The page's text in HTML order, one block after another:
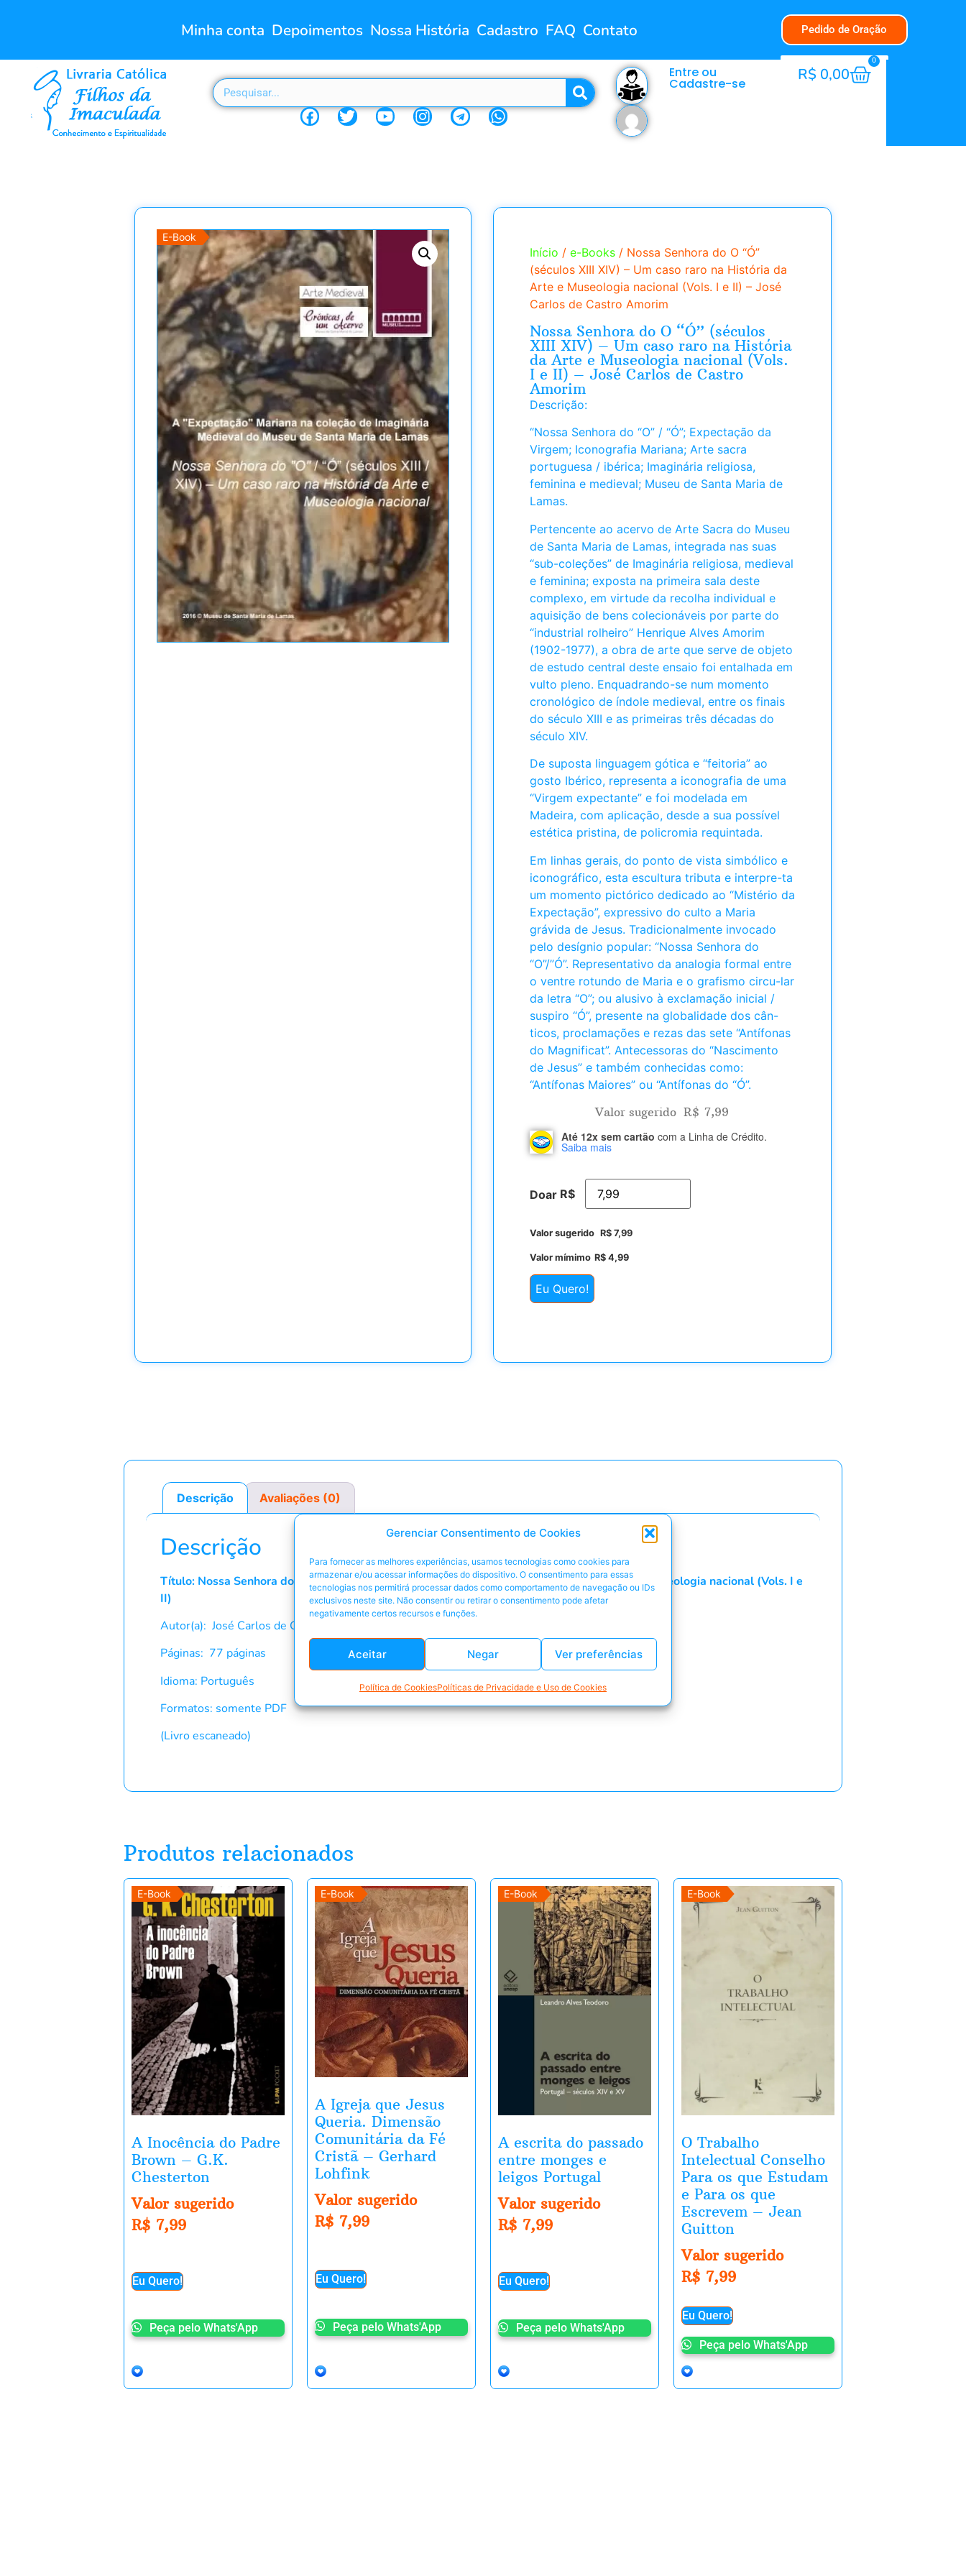
Gerenciar Consentimento de Cookies
Para fornecer as melhores experiências, usamos tecnologias como cookies para
armazenar e/ou acessar informações do dispositivo. O consentimento para essas
tecnologias nos permitirá processar dados como comportamento de navegação ou IDs
exclusivos neste site. Não consentir ou retirar o consentimento pode afetar
negativamente certos recursos e funções.
Aceitar Negar Ver preferências
Política de CookiesPolíticas de Privacidade e Uso de Cookies
Minha conta Depoimentos Nossa História Cadastro FAQ Contato Pedido de Oração
Entre ou
Cadastre-se R$0,00
0
E-Book
Início / e-Books/ Nossa Senhora do O “Ó”
(séculos XIII XIV) – Um caso raro na História da
Arte e Museologia nacional (Vols. I e II) – José
Carlos de Castro Amorim
Nossa Senhora do O “Ó” (séculos
XIII XIV) – Um caso raro na História
da Arte e Museologia nacional (Vols.
I e II) – José Carlos de Castro
Amorim
Descrição:
“Nossa Senhora do “O” / “Ó”; Expectação da
Virgem; Iconografia Mariana; Arte sacra
portuguesa / ibérica; Imaginária religiosa,
feminina e medieval; Museu de Santa Maria de
Lamas.
Pertencente ao acervo de Arte Sacra do Museu
de Santa Maria de Lamas, integrada nas suas
“sub-coleções” de Imaginária religiosa, medieval
e feminina; exposta na primeira sala deste
complexo, em virtude da recolha individual e
aquisição de bens colecionáveis por parte do
“industrial rolheiro” Henrique Alves Amorim
(1902-1977), a obra de arte que serve de objeto
de estudo central deste ensaio foi entalhada em
vulto pleno. Enquadrando-se num momento
cronológico de índole medieval, entre os finais
do século XIII e as primeiras três décadas do
século XIV.
De suposta linguagem gótica e “feitoria” ao
gosto Ibérico, representa a iconografia de uma
“Virgem expectante” e foi modelada em
Madeira, com aplicação, desde a sua possível
estética pristina, de policromia requintada.
Em linhas gerais, do ponto de vista simbólico e
iconográfico, esta escultura tributa e interpre-ta
um momento pictórico dedicado ao “Mistério da
Expectação”, expressivo do culto a Maria
grávida de Jesus. Tradicionalmente invocado
pelo desígnio popular: “Nossa Senhora do
“O”/”Ó”. Representativo da analogia formal entre
o ventre rotundo de Maria e o grafismo circu-lar
da letra “O”; ou alusivo à exclamação inicial /
suspiro “Ó”, presente na globalidade dos cân-
ticos, proclamações e rezas das sete “Antífonas
do Magnificat”. Antecessoras do “Nascimento
de Jesus” e também conhecidas como:
“Antífonas Maiores” ou “Antífonas do “Ó”.
Valor sugerido R$ 7,99
Até 12x sem cartão com a Linha de Crédito.
Saiba mais
Doar R$
Valor sugerido R$7,99
Valor mímimo R$4,99
Eu Quero!
Descrição Avaliações (0)
Descrição
Título: Nossa Senhora do “O” / “Ó” (séculos XIII / XIV) – Um caso raro na História da Arte e Museologia nacional (Vols. I e
II)
Autor(a): José Carlos de Castro Amorim
Páginas: 77 páginas
Idioma: Português
Formatos: somente PDF
(Livro escaneado)
Produtos relacionados
E-Book
A Inocência do Padre
Brown – G.K.
Chesterton
Valor sugerido
R$ 7,99
Eu Quero!
Peça pelo Whats'App
E-Book
A Igreja que Jesus
Queria. Dimensão
Comunitária da Fé
Cristã – Gerhard
Lohfink
Valor sugerido
R$ 7,99
Eu Quero!
Peça pelo Whats'App
E-Book
A escrita do passado
entre monges e
leigos Portugal
Valor sugerido
R$ 7,99
Eu Quero!
Peça pelo Whats'App
E-Book
O Trabalho
Intelectual Conselho
Para os que Estudam
e Para os que
Escrevem – Jean
Guitton
Valor sugerido
R$ 7,99
Eu Quero!
Peça pelo Whats'App